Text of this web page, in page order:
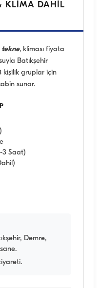
KLİMA DAHİL
, kliması fiyata
Batıkşehir
kişilik gruplar için
sunar.
3 Saat)
Demre,